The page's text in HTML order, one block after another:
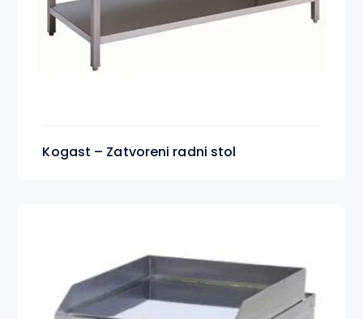
Kogast – Zatvoreni radni stol